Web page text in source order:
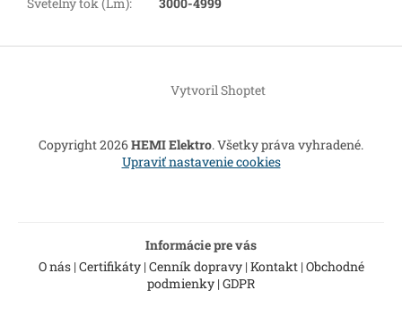
Vytvoril Shoptet
Copyright 2026HEMI Elektro. Všetky práva vyhradené.
Upraviť nastavenie cookies
Informácie pre vás
O nás| Certifikáty| Cenník dopravy| Kontakt| Obchodné
podmienky | GDPR